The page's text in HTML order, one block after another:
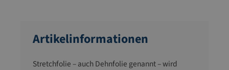
Artikelinformationen
Stretchfolie – auch Dehnfolie genannt – wird